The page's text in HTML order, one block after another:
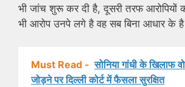
भी जांच शुरू कर दी है, दूसरी तरफ आरोपियों
भी आरोप उनपे लगे है वह सब बिना आधार के
Must Read - सोनिया गांधी के खिलाफ
जोड़ने पर दिल्ली कोर्ट में फैसला सुरक्षित